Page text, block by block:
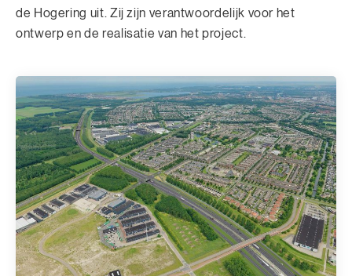
de Hogering uit. Zij zijn verantwoordelijk voor het
ontwerp en de realisatie van het project.